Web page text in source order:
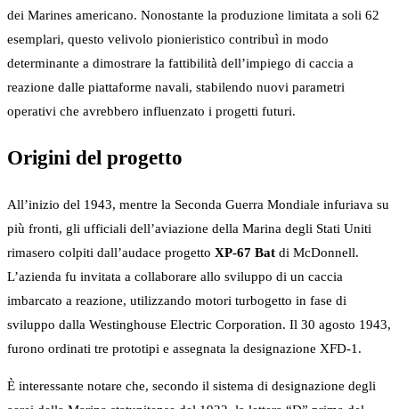
dei Marines americano. Nonostante la produzione limitata a soli 62
esemplari, questo velivolo pionieristico contribuì in modo
determinante a dimostrare la fattibilità dell’impiego di caccia a
reazione dalle piattaforme navali, stabilendo nuovi parametri
operativi che avrebbero influenzato i progetti futuri.
Origini del progetto
All’inizio del 1943, mentre la Seconda Guerra Mondiale infuriava su
più fronti, gli ufficiali dell’aviazione della Marina degli Stati Uniti
rimasero colpiti dall’audace progetto XP-67 Bat di McDonnell.
L’azienda fu invitata a collaborare allo sviluppo di un caccia
imbarcato a reazione, utilizzando motori turbogetto in fase di
sviluppo dalla Westinghouse Electric Corporation. Il 30 agosto 1943,
furono ordinati tre prototipi e assegnata la designazione XFD-1.
È interessante notare che, secondo il sistema di designazione degli